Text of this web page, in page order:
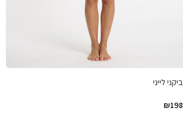
ביקני לייני
₪198